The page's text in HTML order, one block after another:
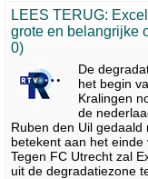
LEES TERUG:
grote en belangrijke
0)
De
het begin
Kralingen
de
Ruben den Uil
betekent aan het einde
Tegen FC Utrecht zal
uit de degradatiezone